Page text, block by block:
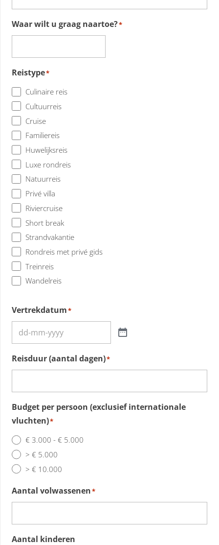
Waar wilt u graag naartoe?*
Reistype*
Culinaire reis
Cultuurreis
Cruise
Familiereis
Huwelijksreis
Luxe rondreis
Natuurreis
Privé villa
Riviercruise
Short break
Strandvakantie
Rondreis met privé gids
Treinreis
Wandelreis
Vertrekdatum*
Reisduur (aantal dagen)*
Budget per persoon (exclusief internationale
vluchten)*
€ 3.000 - € 5.000
> € 5.000
> € 10.000
Aantal volwassenen*
Aantal kinderen